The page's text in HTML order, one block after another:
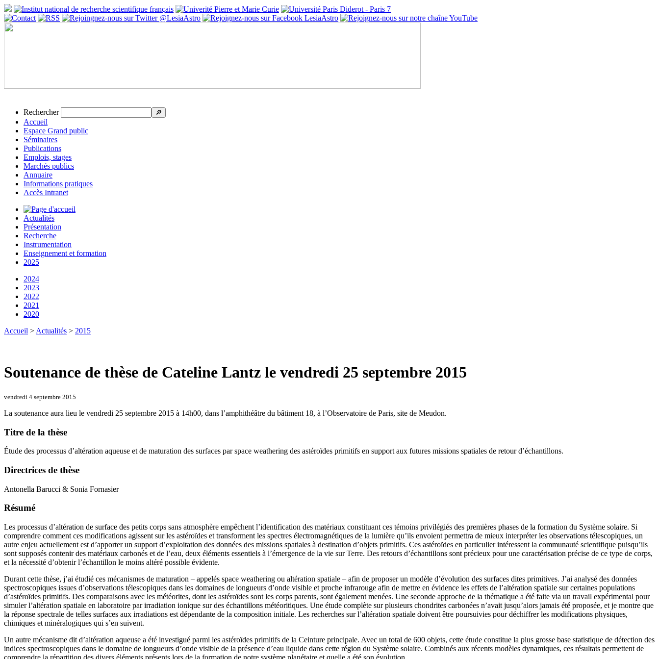
Rechercher 🔎
Accueil
Espace Grand public
Séminaires
Publications
Emplois, stages
Marchés publics
Annuaire
Informations pratiques
Accès Intranet
Actualités
Présentation
Recherche
Instrumentation
Enseignement et formation
2025
2024
2023
2022
2021
2020
Accueil > Actualités > 2015
Soutenance de thèse de Cateline Lantz le vendredi 25 septembre 2015
vendredi 4 septembre 2015
La soutenance aura lieu le vendredi 25 septembre 2015 à 14h00, dans l’amphithéâtre du bâtiment 18, à l’Observatoire de Paris, site de Meudon.
Titre de la thèse
Étude des processus d’altération aqueuse et de maturation des surfaces par space weathering des astéroïdes primitifs en support aux futures missions spatiales de retour d’échantillons.
Directrices de thèse
Antonella Barucci & Sonia Fornasier
Résumé
Les processus d’altération de surface des petits corps sans atmosphère empêchent l’identification des matériaux constituant ces témoins privilégiés des premières phases de la formation du Système solaire. Si
comprendre comment ces modifications agissent sur les astéroïdes et transforment les spectres électromagnétiques de la lumière qu’ils envoient permettra de mieux interpréter les observations télescopiques, un
autre enjeu actuellement est d’apporter un support d’exploitation des données des missions spatiales à destination d’objets primitifs. Ces astéroïdes en particulier intéressent la communauté scientifique puisqu’ils
sont supposés contenir des matériaux carbonés et de l’eau, deux éléments essentiels à l’émergence de la vie sur Terre. Des retours d’échantillons sont précieux pour une caractérisation précise de ce type de corps,
et la nécessité d’obtenir l’échantillon le moins altéré possible évidente.
Durant cette thèse, j’ai étudié ces mécanismes de maturation – appelés space weathering ou altération spatiale – afin de proposer un modèle d’évolution des surfaces dites primitives. J’ai analysé des données
spectroscopiques issues d’observations télescopiques dans les domaines de longueurs d’onde visible et proche infrarouge afin de mettre en évidence les effets de l’altération spatiale sur certaines populations
d’astéroïdes primitifs. Des comparaisons avec les météorites, dont les astéroïdes sont les corps parents, sont également menées. Une seconde approche de la thématique a été faite via un travail expérimental pour
simuler l’altération spatiale en laboratoire par irradiation ionique sur des échantillons météoritiques. Une étude complète sur plusieurs chondrites carbonées n’avait jusqu’alors jamais été proposée, et je montre que
la réponse spectrale de telles surfaces aux irradiations est dépendante de la composition initiale. Les recherches sur l’altération spatiale doivent être poursuivies pour déchiffrer les modifications physiques,
chimiques et minéralogiques qui s’en suivent.
Un autre mécanisme dit d’altération aqueuse a été investigué parmi les astéroïdes primitifs de la Ceinture principale. Avec un total de 600 objets, cette étude constitue la plus grosse base statistique de détection des
indices spectroscopiques dans le domaine de longueurs d’onde visible de la présence d’eau liquide dans cette région du Système solaire. Combinés aux récents modèles dynamiques, ces résultats permettent de